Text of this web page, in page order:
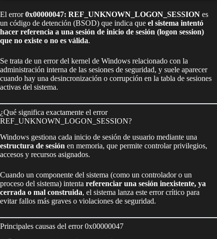
El error0x00000047: REF_UNKNOWN_LOGON_SESSION es
un código de detención (BSOD) que indica que el sistema intentó
hacer referencia a una sesión de inicio de sesión (logon session)
que no existe o no es válida.
Se trata de un error del kernel de Windows relacionado con la
administración interna de las sesiones de seguridad, y suele aparecer
cuando hay una desincronización o corrupción en la tabla de sesiones
activas del sistema.
¿Qué significa exactamente el error
REF_UNKNOWN_LOGON_SESSION?
Windows gestiona cada inicio de sesión de usuario mediante una
estructura de sesión en memoria, que permite controlar privilegios,
accesos y recursos asignados.
Cuando un componente del sistema (como un controlador o un
proceso del sistema) intenta referenciar una sesión inexistente, ya
cerrada o mal construida, el sistema lanza este error crítico para
evitar fallos más graves o violaciones de seguridad.
Principales causas del error 0x00000047